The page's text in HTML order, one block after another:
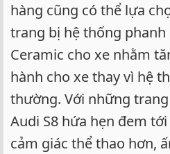
hàng cũng có thể lựa
trang bị hệ thống phanh
Ceramic cho xe nhằm
hành cho xe thay vì hệ
thường. Với những
Audi S8 hứa hẹn đem
cảm giác thể thao hơn,